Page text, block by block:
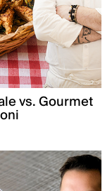
vs. Gourmet